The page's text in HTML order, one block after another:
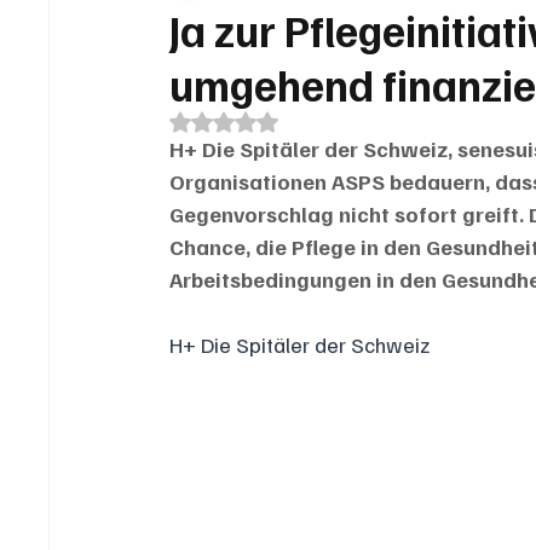
Ja zur
umgehend
Mit NaN von 5 Sternen bewertet.
H+ Die Spitäler der Schweiz,
Organisationen ASPS bedauern,
Gegenvorschlag nicht sofort greift.
Chance, die Pflege in den
Arbeitsbedingungen in den
H+ Die Spitäler der Schweiz